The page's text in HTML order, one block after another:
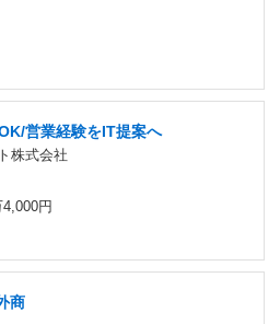
営業経験をIT提案へ
株式会社
円
商